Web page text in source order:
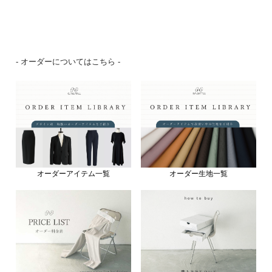
- オーダーについてはこちら -
オーダーアイテム一覧 オーダー生地一覧